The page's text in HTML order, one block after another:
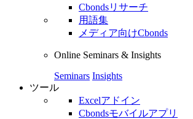
Cbondsリサーチ
用語集
メディア向けCbonds
Online Seminars & Insights
Seminars Insights
ツール
Excelアドイン
Cbondsモバイルアプリ